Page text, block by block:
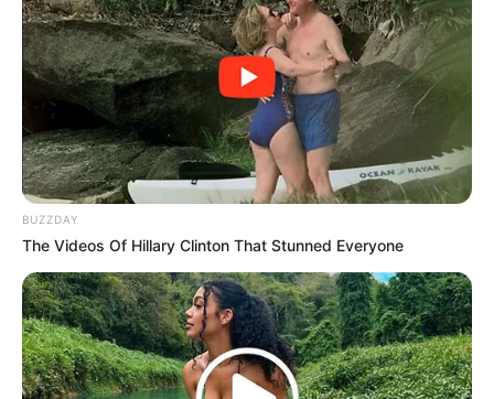
Watch The Most Jaw‑Dropping Figure Skating
Moments
BRAINBERRIES
BUZZDAY
The Videos Of Hillary Clinton That Stunned Everyone